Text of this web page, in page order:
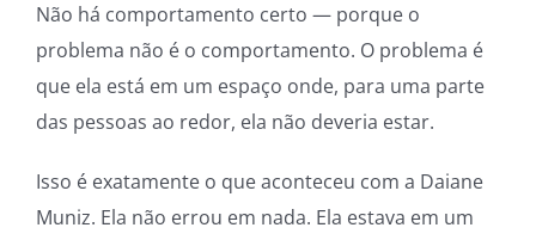
Não há comportamento certo — porque o
problema não é o comportamento. O problema é
que ela está em um espaço onde, para uma parte
das pessoas ao redor, ela não deveria estar.
Isso é exatamente o que aconteceu com a Daiane
Muniz. Ela não errou em nada. Ela estava em um